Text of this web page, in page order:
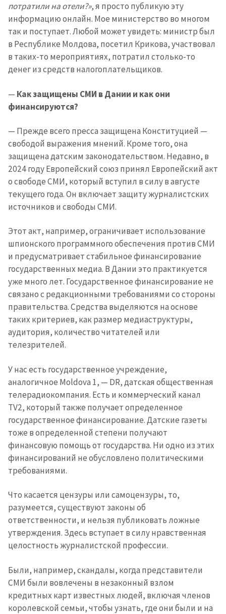
потратили на отели?», я просто публикую эту
информацию онлайн. Мое министерство во многом
так и поступает. Любой может увидеть: министр был
в Республике Молдова, посетил Крикова, участвовал
в таких-то мероприятиях, потратил столько-то
денег из средств налогоплательщиков.
— Как защищены СМИ в Дании и как они
финансируются?
— Прежде всего пресса защищена Конституцией —
свободой выражения мнений. Кроме того, она
защищена датским законодательством. Недавно, в
2024 году Европейский союз принял Европейский акт
о свободе СМИ, который вступил в силу в августе
текущего года. Он включает защиту журналистских
источников и свободы СМИ.
Этот акт, например, ограничивает использование
шпионского программного обеспечения против СМИ
и предусматривает стабильное финансирование
государственных медиа. В Дании это практикуется
уже много лет. Государственное финансирование не
связано с редакционными требованиями со стороны
правительства. Средства выделяются на основе
таких критериев, как размер медиаструктуры,
аудитория, количество читателей или
телезрителей.
У нас есть государственное учреждение,
аналогичное Moldova 1, — DR, датская общественная
телерадиокомпания. Есть и коммерческий канал
TV2, который также получает определенное
государственное финансирование. Датские газеты
тоже в определенной степени получают
финансовую помощь от государства. Ни одно из этих
финансирований не обусловлено политическими
требованиями.
Что касается цензуры или самоцензуры, то,
разумеется, существуют законы об
ответственности, и нельзя публиковать ложные
утверждения. Здесь вступает в силу нравственная
целостность журналистской профессии.
Были, например, скандалы, когда представители
СМИ были вовлечены в незаконный взлом
кредитных карт известных людей, включая членов
королевской семьи, чтобы узнать, где они были и на